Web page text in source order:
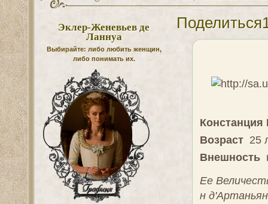
Поделиться
Эклер-Женевьев де
Ланнуа
Выбирайте: либо любить женщин,
либо понимать их.
Констанция
Возраст 25
Внешность
Ее
н